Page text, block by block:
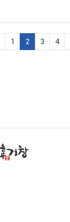
1 2(current)
3 4